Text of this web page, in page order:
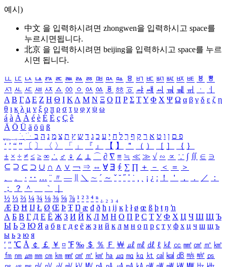
예시)
中文 을 입력하시려면 zhongwen을 입력하시고 space를
누르시면됩니다.
北京 을 입력하시려면 beijing을 입력하시고 space를 누르
시면 됩니다.
ㅥ ㅦ ㅧ ㅨ ㅩ ㅪ ㅫ ㅬ ㅭ ㅮ ㅯ ㅰ ㅱ ㅲ ㅳ ㅴ ㅵ ㅶ ㅷ ㅸ
ㅹ
ㅺ ㅻ ㅼ ㅽ ㅾ ㅿ ㆀ ㆁ ㆂ ㆃ ㆄ ㆅ ㆆ ㆇ ㆈ ㆉ ㆊ ㆋ ㆌ ㆍ
ㆎ
Α Β ΓΔ Ε Ζ Η Θ Ι ΚΛ Μ Ν Ξ Ο Π Ρ Σ ΤΥ Φ Χ Ψ Ω α β γ δ ε ζ η
θ ι κ λ μ ν ξ ο π ρ σ τ υ φ χ ψ ω
á à Á À é è É È ç Ç ê
Ä Ö Ü ä ö ü ß
ִֶֹ ֻּ ׁׂ פ ם ן ו ט א ר ק ף ך ל ח י ע כ ג ד ש ץ ת צ מ נ ה ב
‘ ’ “ ” 〔 〕 〈 〉 「 」 『 』 【 】 ＂ （ ） ［ ］ ｛ ｝
± × ÷ ≠ ≤ ≥ ∞ ∴ ♂ ♀ ∠ ⊥ ⌒ ∂ ∇ ≡ ≒ ≪ ≫ √ ∽ ∝ ∵ ∫ ∬ ∈ ∋
⊆ ⊇ ⊂ ⊃ ∪ ∩ ∧ ∨ ￢ ⇒ ⇔ ∀ ∃ ∮ ∑ ∏ ＋ － ＜ ＝
＞
、
。 · ‥ … ¨ 〃 ― ＼ ∼ ´ ～ ˇ ˘ ˝ ˚ ˙ ¸ ¡ ¿ ː ！ ＇ ， ． ／
：
；
？ ＾ ｀
½ ⅓ ⅔ ¼ ¾ ⅛ ⅜ ⅝ ⅞ ¹ ² ³ ⁴ ⁿ ₁ ₂ ₃ ₄
Æ Ð Ħ Ĳ Ł Ø Œ Þ Ŧ Ŋ æ đ ð ħ ı ĳ ĸ ŀ ł ø œ ß þ ŧ ŋ ŉ
А Б В Г Д Е Ё Ж З И Й К Л М Н О П Р С Т У Ф Х Ц Ч Ш Щ Ъ
Ы Ь Э Ю Я а б в г д е ё ж з и й к л м н о п р с т у ф х ц ч ш щ ъ
ы ь э ю я
′ ″ ℃ Å ￠ ￡ ￥ ¤ ℉ ‰ ＄ ％ Ｆ ￦ ㎕ ㎖ ㎗ ℓ ㎘ ㏄ ㎣ ㎤ ㎥ ㎦
㎙ ㎚ ㎛ ㎜ ㎝ ㎞ ㎟ ㎠ ㎡ ㎢ ㏊ ㎍ ㎎ ㎏ ㏏ ㎈ ㎉ ㏈ ㎧ ㎨ ㎰